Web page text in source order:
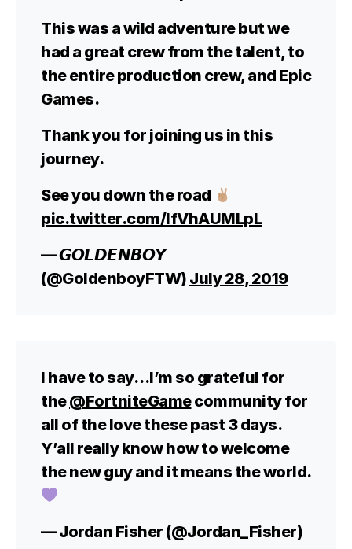
This was a wild adventure but we
had a great crew from the talent, to
the entire production crew, and Epic
Games.
Thank you for joining us in this
journey.
See you down the road
pic.twitter.com/IfVhAUMLpL
— 𝙂𝙊𝙇𝘿𝙀𝙉𝘽𝙊𝙔
(@GoldenboyFTW) July 28, 2019
I have to say…I’m so grateful for
the@FortniteGamecommunity for
all of the love these past 3 days.
Y’all really know how to welcome
the new guy and it means the world.
— Jordan Fisher (@Jordan_Fisher)